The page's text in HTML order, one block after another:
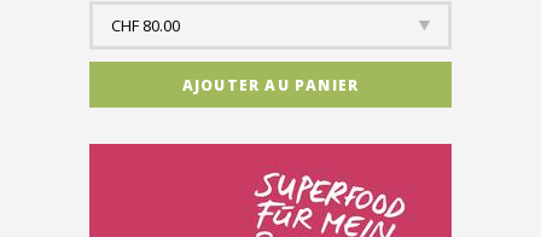
Bons & boutique